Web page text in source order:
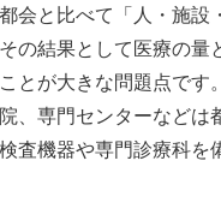
会と比べて「人・施設
の結果として医療の量
とが大きな問題点です
、専門センターなどは
査機器や専門診療科を